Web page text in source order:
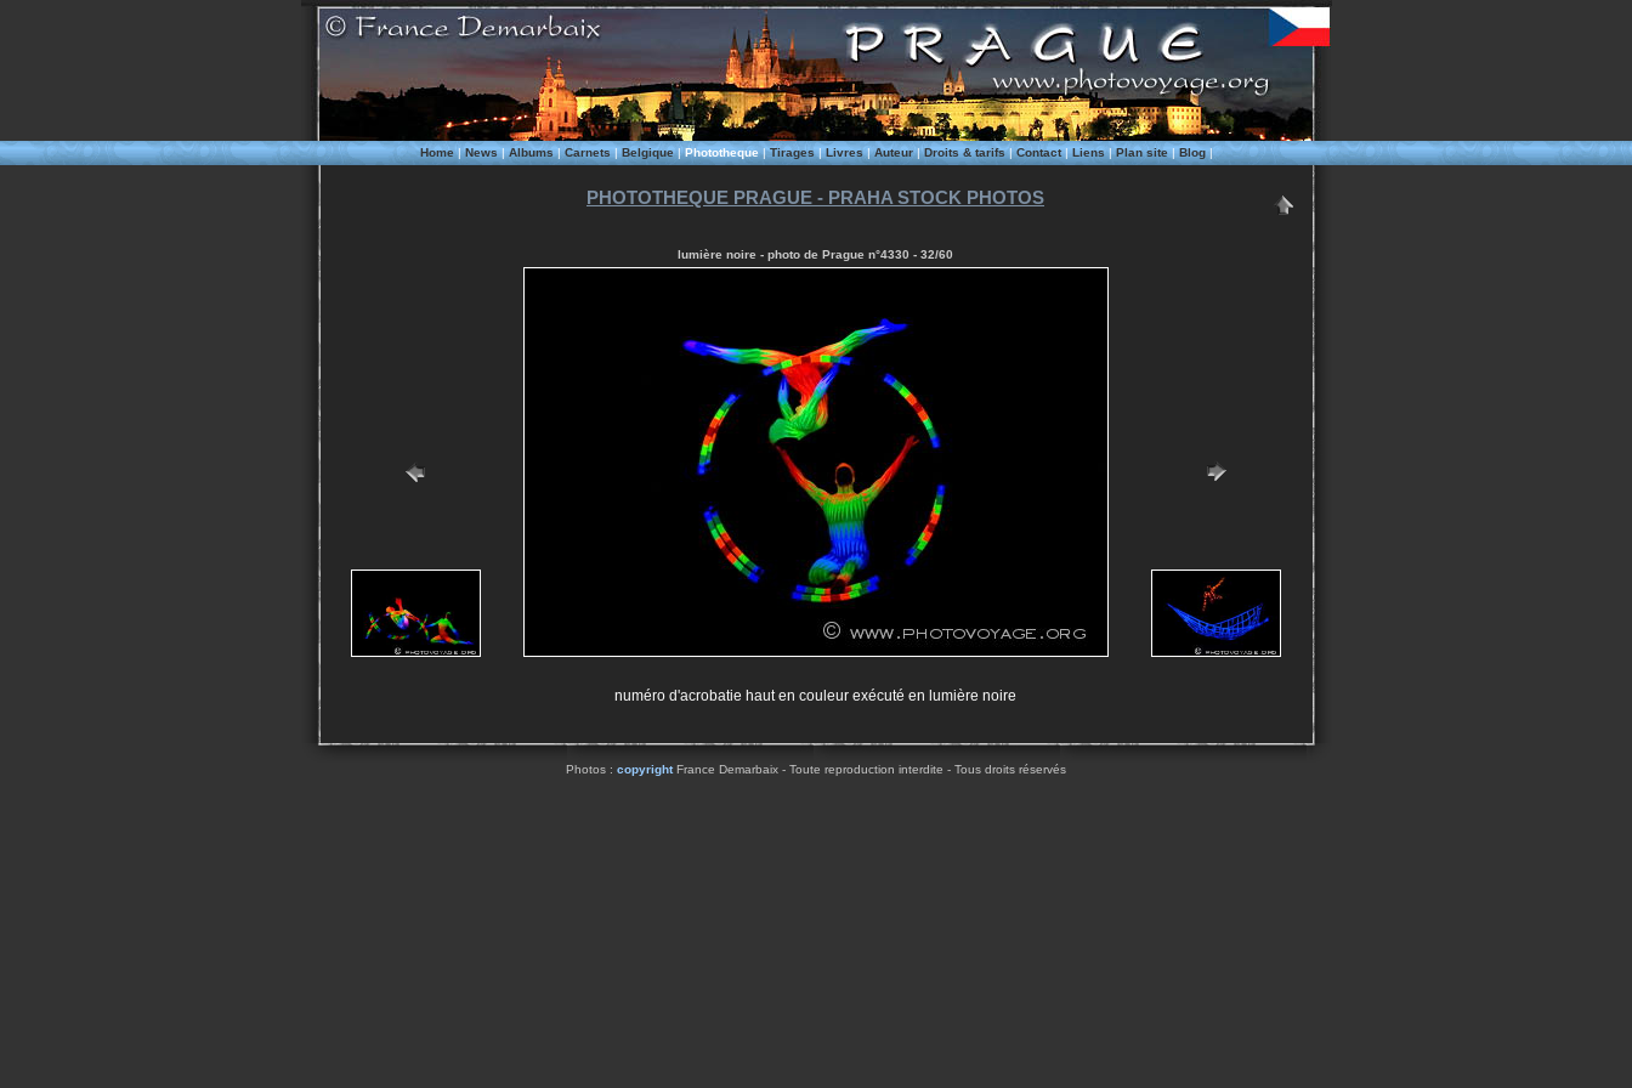
Home|News| Albums| Carnets|Belgique|Phototheque|Tirages|Livres|Auteur|Droits & tarifs|Contact|Liens|Plan site|Blog|
PHOTOTHEQUE PRAGUE - PRAHA STOCK PHOTOS
lumière noire - photo de Prague n°4330 - 32/60
numéro d'acrobatie haut en couleur exécuté en lumière noire
Photos : copyrightFrance Demarbaix - Toute reproduction interdite - Tous droits réservés